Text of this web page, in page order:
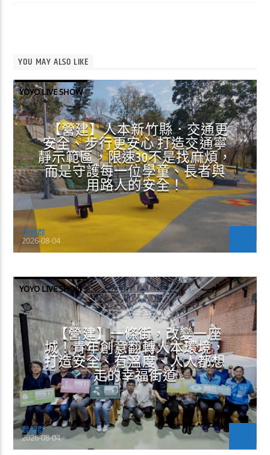
YOU MAY ALSO LIKE
YOYO LIVE SHOW
【營建】人本新竹縣．交通更
安全、步行更安心 打造交通寧
靜示範區，限速30不是找麻煩，
而是守護每一位學童、長者與
用路人的安全！
曾超群
2026-08-04
YOYO LIVE SHOW
【營建】一條街，改變一座
城！青年創意翻轉人本環境，
打造安全、有溫度、人人都想
走的幸福街道
曾超群
2026-08-04